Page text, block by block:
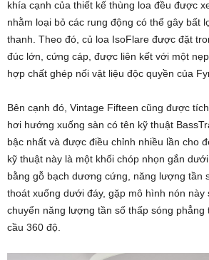
khía cạnh của thiết kế thùng loa đều được
nhằm loại bỏ các rung động có thể gây bất
thanh. Theo đó, củ loa IsoFlare được đặt
đúc lớn, cứng cáp, được liên kết với một
hợp chất ghép nối vật liệu độc quyền của
Bên cạnh đó, Vintage Fifteen cũng được
hơi hướng xuống sàn có tên kỹ thuật
bậc nhất và được điều chỉnh nhiều lần cho
kỹ thuật này là một khối chóp nhọn gắn
bằng gỗ bạch dương cứng, năng lượng tần
thoát xuống dưới đáy, gặp mô hình nón này
chuyển năng lượng tần số thấp sóng phẳng
cầu 360 độ.